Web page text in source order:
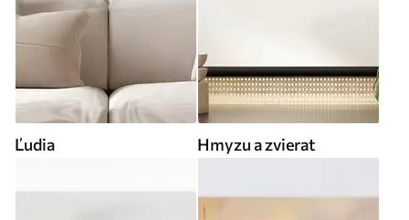
Ľudia Hmyzu a zvierat